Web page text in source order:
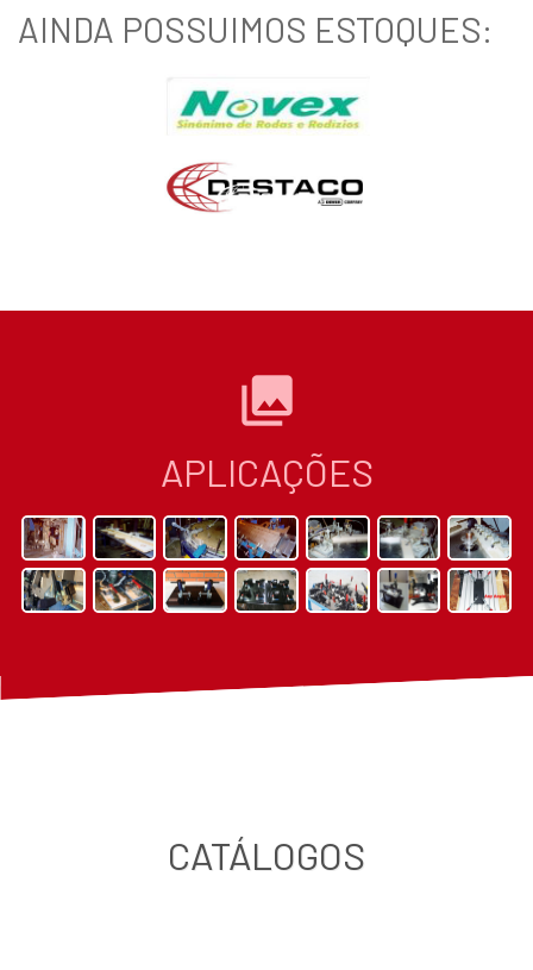
AINDA POSSUIMOS ESTOQUES:

APLICAÇÕES
CATÁLOGOS